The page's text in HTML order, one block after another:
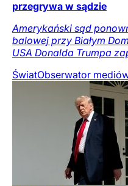
przegrywa w sądzie
Amerykański sąd
balowej przy Białym
USA Donalda Trumpa
ŚwiatObserwator